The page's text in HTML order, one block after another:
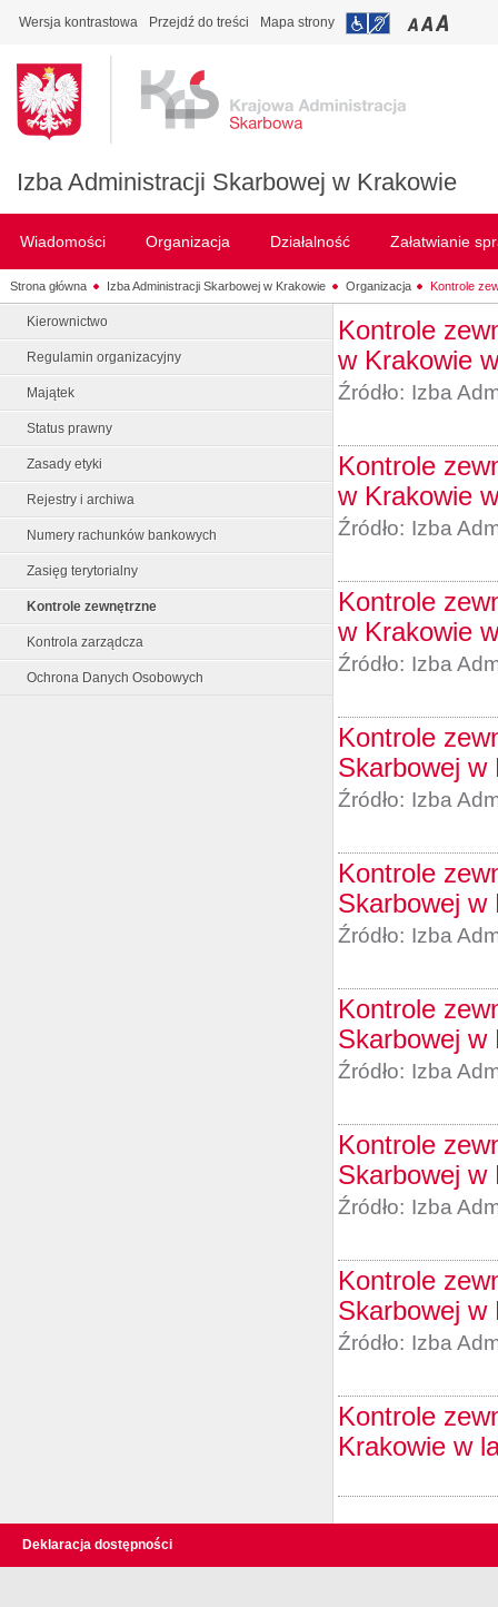
Wersja kontrastowa Przejdź do treści Mapa strony
Izba Administracji Skarbowej w Krakowie
Wiadomości Organizacja Działalność Załatwianie
Strona główna Izba Administracji Skarbowej w Krakowie Organizacja Kontrole
Kierownictwo
Regulamin organizacyjny
Majątek
Status prawny
Zasady etyki
Rejestry i archiwa
Numery rachunków bankowych
Zasięg terytorialny
Kontrole zewnętrzne
Kontrola zarządcza
Ochrona Danych Osobowych
Kontrole
w Krakowie
Źródło: Izba
Kontrole
w Krakowie
Źródło: Izba
Kontrole
w Krakowie
Źródło: Izba
Kontrole
Skarbowej w
Źródło: Izba
Kontrole
Skarbowej w
Źródło: Izba
Kontrole
Skarbowej w
Źródło: Izba
Kontrole
Skarbowej w
Źródło: Izba
Kontrole
Skarbowej w
Źródło: Izba
Kontrole
Krakowie w
Deklaracja dostępności